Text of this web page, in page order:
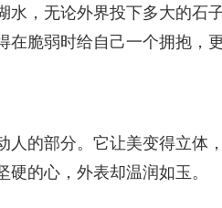
水，无论外界投下多大的石
在脆弱时给自己一个拥抱，
人的部分。它让美变得立体
的心，外表却温润如玉。